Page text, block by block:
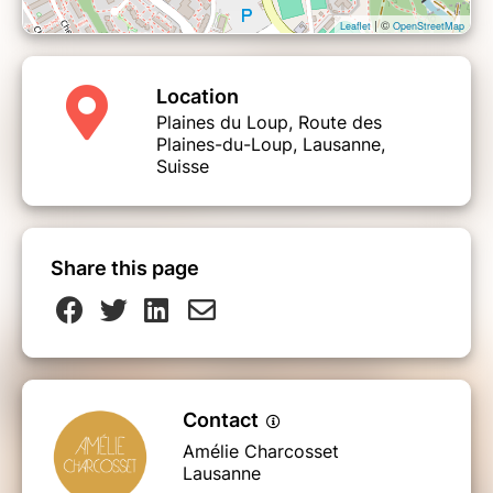
Leaflet| © OpenStreetMap
Location
Plaines du Loup, Route des
Plaines-du-Loup, Lausanne,
Suisse
Share this page
Contact
Amélie Charcosset
Lausanne